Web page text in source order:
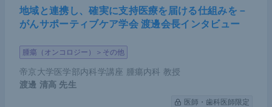
地域と連携し、確実に支持医療を届ける仕組みを－
がんサポーティブケア学会 渡邊会長インタビュー
腫瘍（オンコロジー）＞その他
帝京大学医学部内科学講座 腫瘍内科 教授
渡邊 清高 先生
医師・歯科医師限定